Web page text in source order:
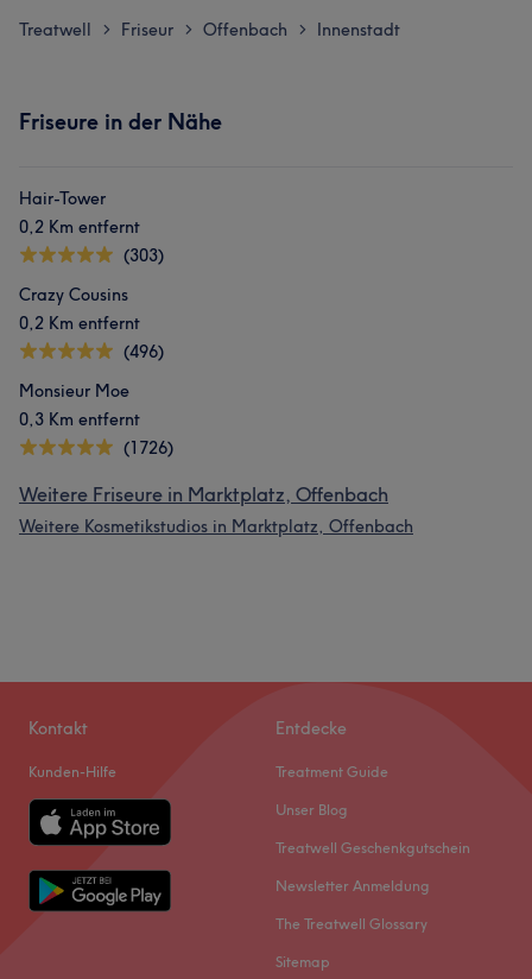
Treatwell > Friseur > Offenbach > Innenstadt
Friseure in der Nähe
Hair-Tower
0,2 Km entfernt
(303)
Crazy Cousins
0,2 Km entfernt
(496)
Monsieur Moe
0,3 Km entfernt
(1726)
Weitere Friseure in Marktplatz, Offenbach
Weitere Kosmetikstudios in Marktplatz, Offenbach
Kontakt
Kunden-Hilfe
Entdecke
Treatment Guide
Unser Blog
Treatwell Geschenkgutschein
Newsletter Anmeldung
The Treatwell Glossary
Sitemap